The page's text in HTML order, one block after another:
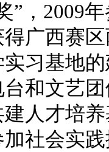
”，2009
广西赛
习基地
和文艺
人才培
社会实